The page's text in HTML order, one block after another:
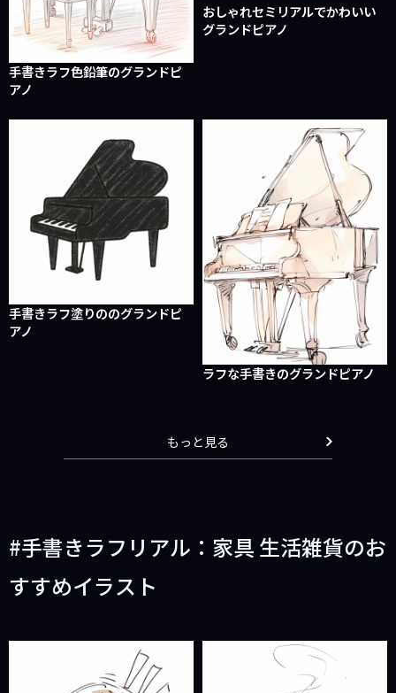
手書きラフ色鉛筆のグランドピ
アノ
おしゃれセミリアルでかわいい
グランドピアノ
手書きラフ塗りののグランドピ
アノ
ラフな手書きのグランドピアノ
もっと見る
手書きラフリアル：家具 生活雑貨のお
すすめイラスト